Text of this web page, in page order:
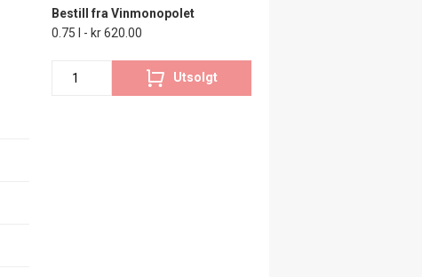
Bestill fra Vinmonopolet
0.75 l - kr 620.00
Utsolgt